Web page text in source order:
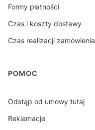
Formy płatności
Czas i koszty dostawy
Czas realizacji zamówienia
POMOC
Odstąp od umowy tutaj
Reklamacje